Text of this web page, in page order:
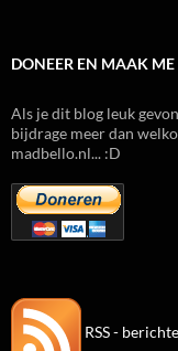
DONEER EN MAAK ME
Als je dit blog leuk
bijdrage meer dan
madbello.nl... :D
RSS -